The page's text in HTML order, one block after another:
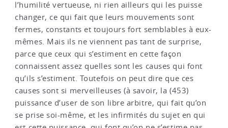
l’humilité vertueuse, ni rien ailleurs qui les puisse
changer, ce qui fait que leurs mouvements sont
fermes, constants et toujours fort semblables à eux-
mêmes. Mais ils ne viennent pas tant de surprise,
parce que ceux qui s’estiment en cette façon
connaissent assez quelles sont les causes qui font
qu’ils s’estiment. Toutefois on peut dire que ces
causes sont si merveilleuses (à savoir, la (453)
puissance d’user de son libre arbitre, qui fait qu’on
se prise soi-même, et les infirmités du sujet en qui